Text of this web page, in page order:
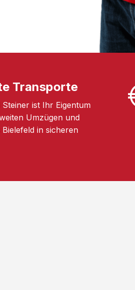
Transporte
ist Ihr Eigentum
Umzügen und
in sicheren